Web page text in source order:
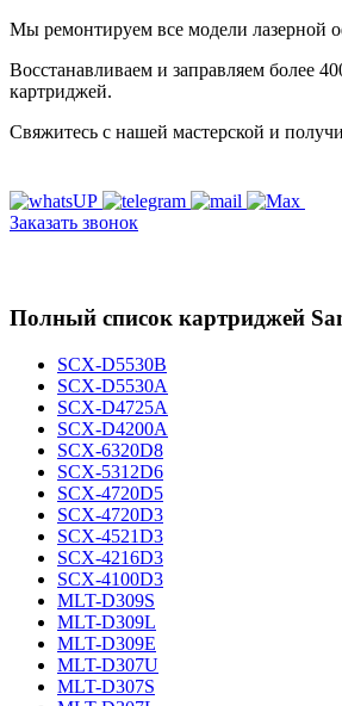
Мы ремонтируем все модели лазерной
Восстанавливаем и заправляем более
картриджей.
Свяжитесь с нашей мастерской и
Заказать звонок
Полный список картриджей
SCX-D5530B
SCX-D5530A
SCX-D4725A
SCX-D4200A
SCX-6320D8
SCX-5312D6
SCX-4720D5
SCX-4720D3
SCX-4521D3
SCX-4216D3
SCX-4100D3
MLT-D309S
MLT-D309L
MLT-D309E
MLT-D307U
MLT-D307S